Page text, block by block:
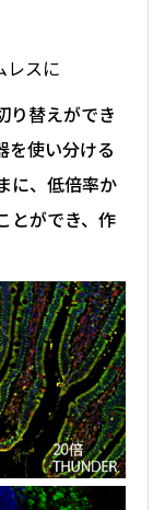
レスに
り替えができ
を使い分ける
に、低倍率か
とができ、作